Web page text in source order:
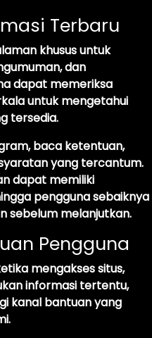
Terbaru
khusus untuk
dan
dapat memeriksa
untuk mengetahui
tersedia.
baca ketentuan,
yang tercantum.
dapat memiliki
pengguna sebaiknya
sebelum melanjutkan.
Pengguna
mengakses situs,
informasi tertentu,
kanal bantuan yang